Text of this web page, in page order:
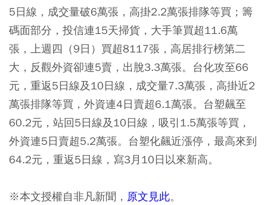
5日線，成交量破6萬張，高掛2.2萬張排隊等買；籌
碼面部分，投信連15天掃貨，大手筆買超11.6萬
張，上週四（9日）買超8117張，高居排行榜第二
大，反觀外資卻連5賣，出脫3.3萬張。台化攻至66
元，重返5日線及10日線，成交量7.3萬張，高掛近2
萬張排隊等買，外資連4日賣超6.1萬張。台塑飆至
60.2元，站回5日線及10日線，吸引1.5萬張等買，
外資連5日賣超5.2萬張。台塑化飆近漲停，最高來到
64.2元，重返5日線，寫3月10日以來新高。
※本文授權自非凡新聞， 原文見此。